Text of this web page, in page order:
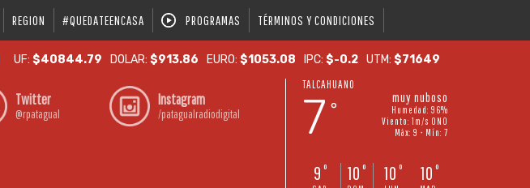
REGION #QUEDATEENCASA PROGRAMAS TÉRMINOS Y CONDICIONES
UF:$40844.79 DOLAR:$913.86 EURO:$1053.08 IPC:$-0.2 UTM:$71649
Twitter
@rpatagual
Instagram
/patagualradiodigital
TALCAHUANO
7 °
muy nuboso
Humedad: 96%
Viento: 1m/s ONO
Máx: 9 • Mín: 7
9 ° 10 ° 10 ° 10 °